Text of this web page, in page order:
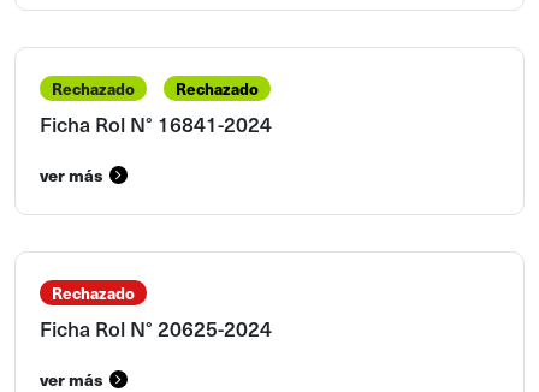
Rechazado Rechazado
Ficha Rol N° 16841-2024
ver más
Rechazado
Ficha Rol N° 20625-2024
ver más